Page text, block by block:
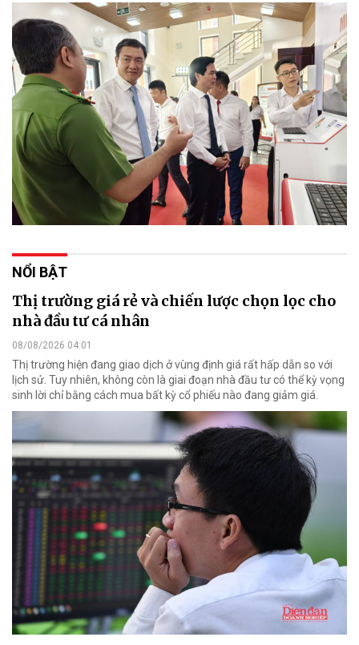
NỔI BẬT
Thị trường giá rẻ và chiến lược chọn lọc cho
nhà đầu tư cá nhân
08/08/2026 04:01
Thị trường hiện đang giao dịch ở vùng định giá rất hấp dẫn so với
lịch sử. Tuy nhiên, không còn là giai đoạn nhà đầu tư có thể kỳ vọng
sinh lời chỉ bằng cách mua bất kỳ cổ phiếu nào đang giảm giá.